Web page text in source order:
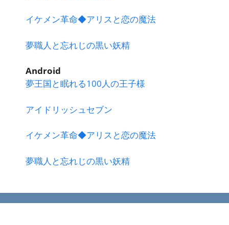
イケメン革命◆アリスと恋の魔法
夢職人と忘れじの黒い妖精
Android
夢王国と眠れる100人の王子様
アイドリッシュセブン
イケメン革命◆アリスと恋の魔法
夢職人と忘れじの黒い妖精